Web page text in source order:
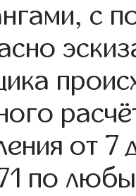
с
от 7
по